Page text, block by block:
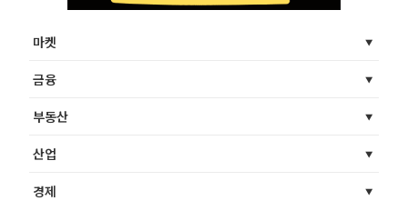
마켓
금융
부동산
산업
경제